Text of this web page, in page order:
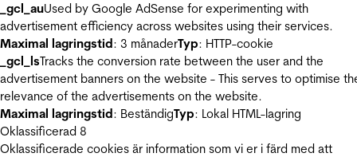
_gcl_auUsed by Google AdSense for experimenting with
advertisement efficiency across websites using their services.
Maximal lagringstid: 3 månaderTyp: HTTP-cookie
_gcl_lsTracks the conversion rate between the user and the
advertisement banners on the website - This serves to optimise
relevance of the advertisements on the website.
Maximal lagringstid: BeständigTyp: Lokal HTML-lagring
Oklassificerad 8
Oklassificerade cookies är information som vi er i färd med att